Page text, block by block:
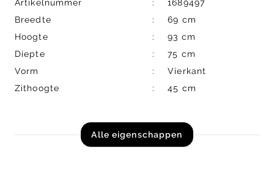
Artikelnummer
1689497
Breedte
69 cm
Hoogte
93 cm
Diepte
75 cm
Vorm
Vierkant
Zithoogte
45 cm
Alle eigenschappen